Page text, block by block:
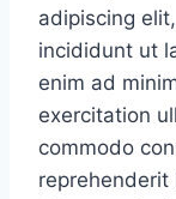
adipiscing
incididunt ut
enim ad
exercitation
commodo
reprehenderit